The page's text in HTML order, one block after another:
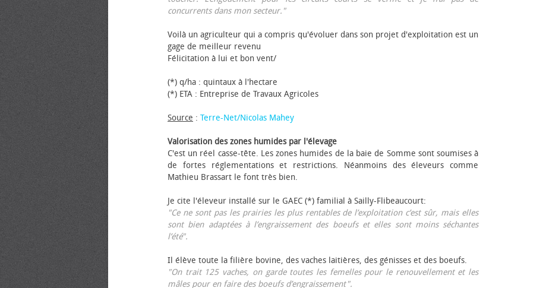
concurrents dans mon secteur."
Voilà un agriculteur qui a compris qu'évoluer dans son projet d'exploitation est un
gage de meilleur revenu
Félicitation à lui et bon vent/
(*) q/ha : quintaux à l'hectare
(*) ETA : Entreprise de Travaux Agricoles
Source : Terre-Net/Nicolas Mahey
Valorisation des zones humides par l'élevage
C'est un réel casse-tête. Les zones humides de la baie de Somme sont soumises à
de fortes réglementations et restrictions. Néanmoins des éleveurs comme
Mathieu Brassart le font très bien.
Je cite l'éleveur installé sur le GAEC (*) familial à Sailly-Flibeaucourt:
"Ce ne sont pas les prairies les plus rentables de l’exploitation c’est sûr, mais elles
sont bien adaptées à l’engraissement des bœufs et elles sont moins séchantes
l’été".
Il élève toute la filière bovine, des vaches laitières, des génisses et des bœufs.
"On trait 125 vaches, on garde toutes les femelles pour le renouvellement et les
mâles pour en faire des bœufs d’engraissement".